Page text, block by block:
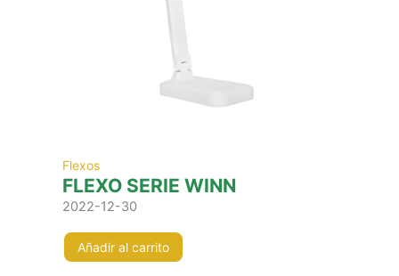
Flexos
FLEXO SERIE WINN
2022-12-30
Añadir al carrito